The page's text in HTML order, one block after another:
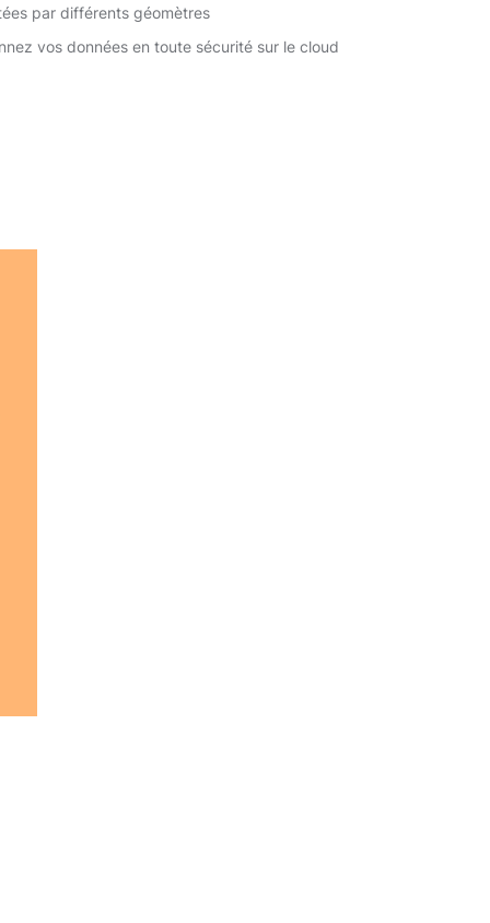
par différents géomètres
vos données en toute sécurité sur le cloud